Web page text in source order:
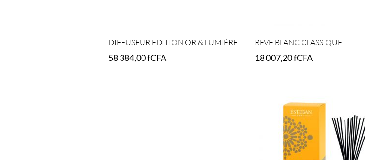
DIFFUSEUR EDITION OR & LUMIÈRE
58 384,00fCFA
REVE BLANC CLASSIQUE
18 007,20fCFA